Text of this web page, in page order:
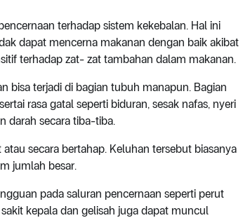
terhadap sistem kekebalan. Hal ini
dapat mencerna makanan dengan baik akibat
terhadap zat- zat tambahan dalam makanan.
bisa terjadi di bagian tubuh manapun. Bagian
rasa gatal seperti biduran, sesak nafas, nyeri
darah secara tiba-tiba.
secara bertahap. Keluhan tersebut biasanya
jumlah besar.
pada saluran pencernaan seperti perut
kepala dan gelisah juga dapat muncul